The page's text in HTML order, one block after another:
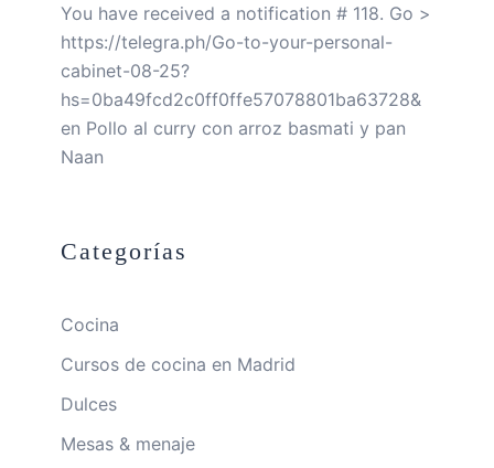
You have received a notification # 118. Go >
https://telegra.ph/Go-to-your-personal-
cabinet-08-25?
hs=0ba49fcd2c0ff0ffe57078801ba63728&
en Pollo al curry con arroz basmati y pan
Naan
Categorías
Cocina
Cursos de cocina en Madrid
Dulces
Mesas & menaje